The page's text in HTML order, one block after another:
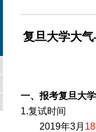
复旦大学大
一、报考复旦大学
1.复试时间
2019年3月 18